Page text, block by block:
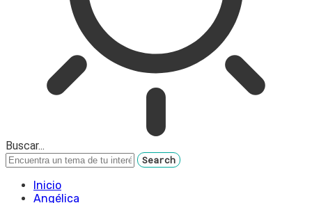
Buscar...
Inicio
Angélica